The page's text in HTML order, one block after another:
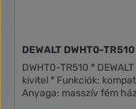
DEWALT DWHT0-
DWHT0-TR510 *
kivitel * Funkciók:
Anyaga: masszív fém